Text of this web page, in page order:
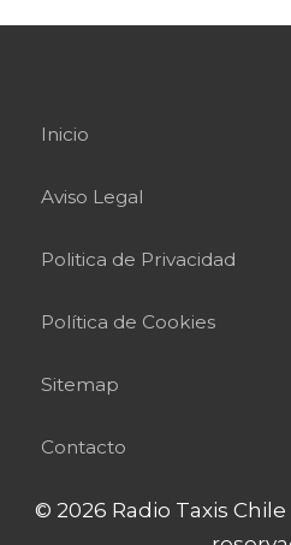
Inicio
Aviso Legal
Politica de Privacidad
Política de Cookies
Sitemap
Contacto
© 2026 Radio Taxis